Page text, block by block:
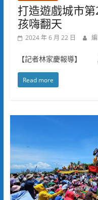
打造遊戲城市
孩嗨翻天
2024 年 6 月 22 日
【記者林家慶報導】
Read more